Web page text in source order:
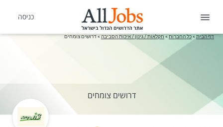
כניסה
דף הבית »כל החברות » חקלאות / גינון / איכות הסביבה»דרושים צומחים
דרושים צומחים